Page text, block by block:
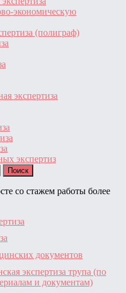
экономическую
(полиграф)
экспертиза
экспертиз
со стажем работы более
документов
экспертиза трупа (по
и документам)